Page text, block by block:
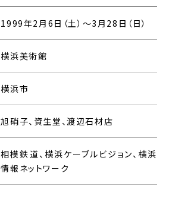
1999年2月6日（土）～3月28日（日）
横浜美術館
横浜市
旭硝子、資生堂、渡辺石材店
相模鉄道、横浜ケーブルビジョン、横浜
情報ネットワーク